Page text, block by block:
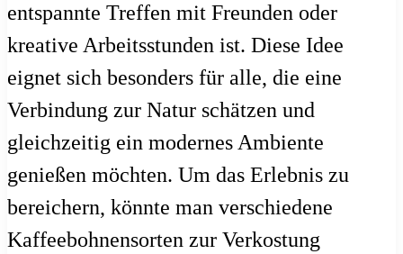
entspannte Treffen mit Freunden oder
kreative Arbeitsstunden ist. Diese Idee
eignet sich besonders für alle, die eine
Verbindung zur Natur schätzen und
gleichzeitig ein modernes Ambiente
genießen möchten. Um das Erlebnis zu
bereichern, könnte man verschiedene
Kaffeebohnensorten zur Verkostung